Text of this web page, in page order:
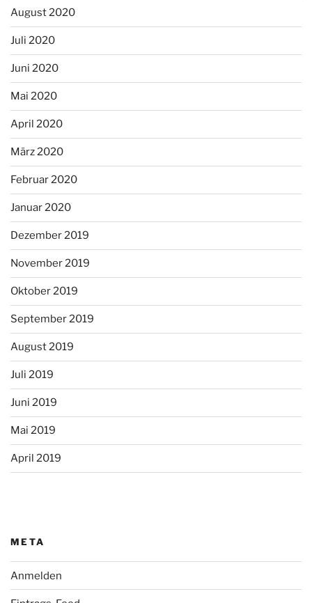
August 2020
Juli 2020
Juni 2020
Mai 2020
April 2020
März 2020
Februar 2020
Januar 2020
Dezember 2019
November 2019
Oktober 2019
September 2019
August 2019
Juli 2019
Juni 2019
Mai 2019
April 2019
META
Anmelden